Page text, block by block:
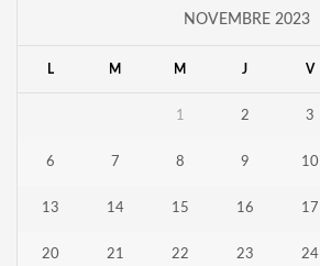
NOVEMBRE 2023
L M M J V
1 2 3
6 7 8 9 10
13 14 15 16 17
20 21 22 23 24